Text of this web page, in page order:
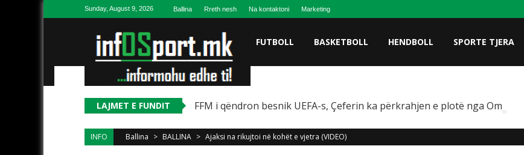
Skip to contentSunday, August 9, 2026 Ballina Rreth nesh Na kontaktoni Marketing
FUTBOLL BASKETBOLL HENDBOLL SPORTE TJERA
LAJMET E FUNDIT FFM i qëndron besnik UEFA-s, Çeferin ka përkrahjen e plotë nga Omeragiç
INFO Ballina > BALLINA > Ajaksi na rikujtoi në kohët e vjetra (VIDEO)